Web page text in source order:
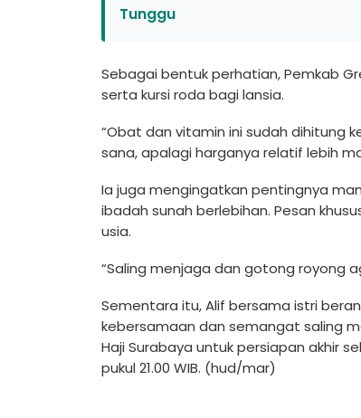
Tunggu
Sebagai bentuk perhatian, Pemkab
serta kursi roda bagi lansia.
“Obat dan vitamin ini sudah dihitung
sana, apalagi harganya relatif lebih
Ia juga mengingatkan pentingnya
ibadah sunah berlebihan. Pesan
usia.
“Saling menjaga dan gotong royong
Sementara itu, Alif bersama istri
kebersamaan dan semangat saling
Haji Surabaya untuk persiapan akhir
pukul 21.00 WIB. (hud/mar)